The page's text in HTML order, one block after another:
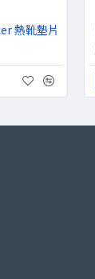
熱靴墊片